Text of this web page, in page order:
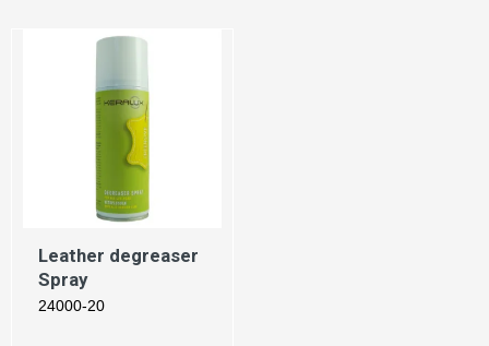
Leather degreaser
Spray
24000-20